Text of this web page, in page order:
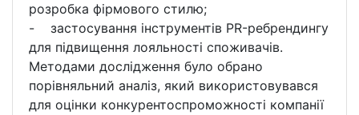
розробка фірмового стилю;
- застосування інструментів PR-ребрендингу
для підвищення лояльності споживачів.
Методами дослідження було обрано
порівняльний аналіз, який використовувався
для оцінки конкурентоспроможності компанії